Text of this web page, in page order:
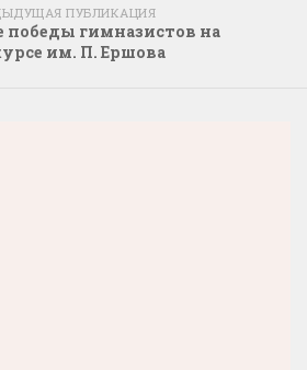
ПУБЛИКАЦИЯ
победы гимназистов на
им. П. Ершова